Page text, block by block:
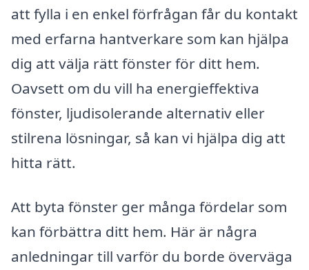
att fylla i en enkel förfrågan får du kontakt
med erfarna hantverkare som kan hjälpa
dig att välja rätt fönster för ditt hem.
Oavsett om du vill ha energieffektiva
fönster, ljudisolerande alternativ eller
stilrena lösningar, så kan vi hjälpa dig att
hitta rätt.
Att byta fönster ger många fördelar som
kan förbättra ditt hem. Här är några
anledningar till varför du borde överväga